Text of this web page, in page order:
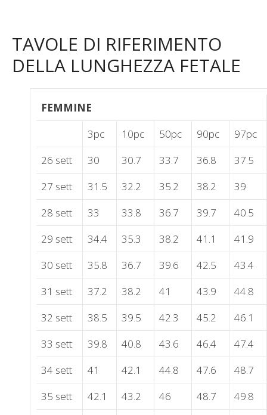
TAVOLE DI RIFERIMENTO
DELLA LUNGHEZZA FETALE
FEMMINE
3pc
10pc 50pc 90pc
97pc
26 sett
30 30.7 33.7 36.8
37.5
27 sett
31.5 32.2 35.2 38.2
39
28 sett
33 33.8 36.7 39.7
40.5
29 sett
34.4 35.3 38.2 41.1
41.9
30 sett
35.8 36.7 39.6 42.5
43.4
31 sett
37.2 38.2 41 43.9
44.8
32 sett
38.5 39.5 42.3 45.2
46.1
33 sett
39.8 40.8 43.6 46.4
47.4
34 sett
41 42.1 44.8 47.6
48.7
35 sett
42.1 43.2 46 48.7
49.8